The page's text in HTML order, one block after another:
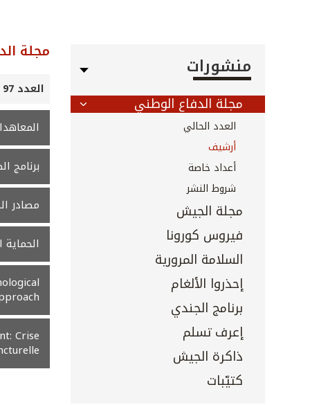
منشورات
مجلة الدفاع الوطني
العدد الحالي
أرشيف
أعداد خاصة
شروط النشر
مجلة الجيش
فيروس كورونا
السلامة المرورية
إحذروا الألغام
برنامج الجندي
إعرف تسلم
ذاكرة الجيش
كتيّبات
مجلة
العدد 97 - تموز 2016
برنامج
مصادر
الحماية
Crise